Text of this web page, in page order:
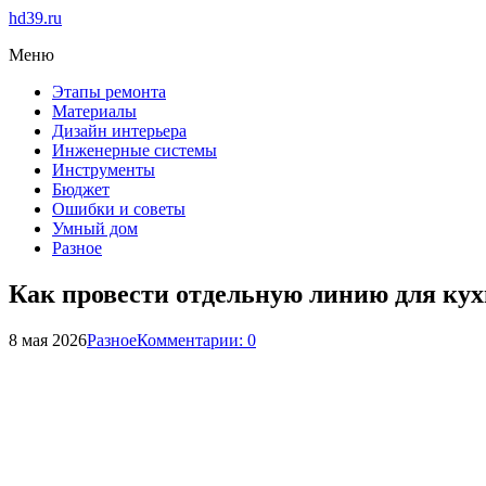
hd39.ru
Меню
Этапы ремонта
Материалы
Дизайн интерьера
Инженерные системы
Инструменты
Бюджет
Ошибки и советы
Умный дом
Разное
Как провести отдельную линию для
8 мая 2026РазноеКомментарии: 0